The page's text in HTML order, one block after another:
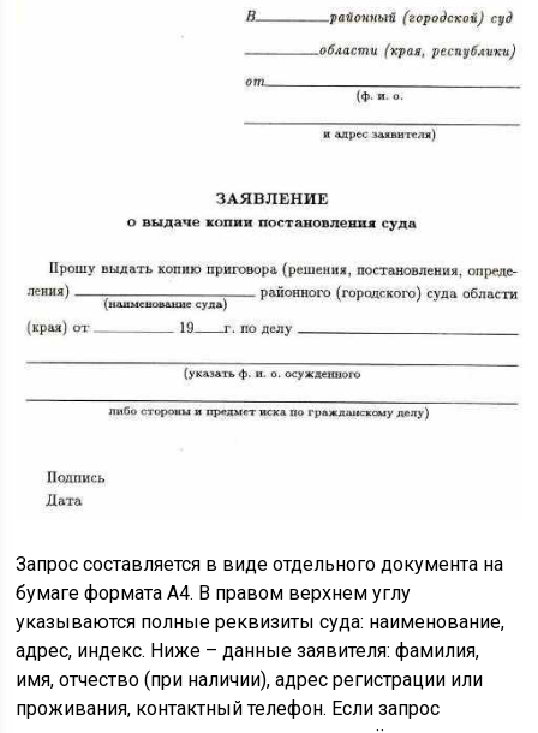
Запрос составляется в виде отдельного документа на
бумаге формата А4. В правом верхнем углу
указываются полные реквизиты суда: наименование,
адрес, индекс. Ниже – данные заявителя: фамилия,
имя, отчество (при наличии), адрес регистрации или
проживания, контактный телефон. Если запрос